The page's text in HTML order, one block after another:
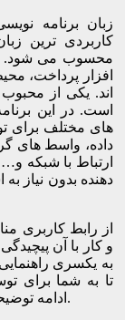
زبان برنامه
کاربردی ترین
محسوب می شود.
افزار پرداخت،
اند. یکی از
های مختلف برای
داده، واسط های
ارتباط با شبکه
دهنده بدون نیاز به
و کار با آن پیچیدگی
به یکسری
تا به شما برای
ادامه توضیحات بیشتری در مورد این کتاب ارائه شده است.